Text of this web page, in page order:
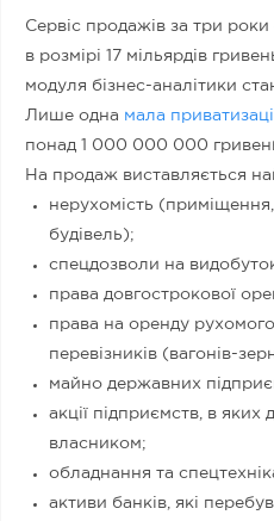
Сервіс продажів за три роки
в розмірі 17 мільярдів
модуля бізнес-аналітики
Лише одна мала
понад 1 000 000 000 гривень
На продаж виставляється
нерухомість (приміщення,
будівель);
спецдозволи на
права довгострокової
права на оренду
перевізників (вагонів-
майно державних
акції підприємств, в
власником;
обладнання та
активи банків, які